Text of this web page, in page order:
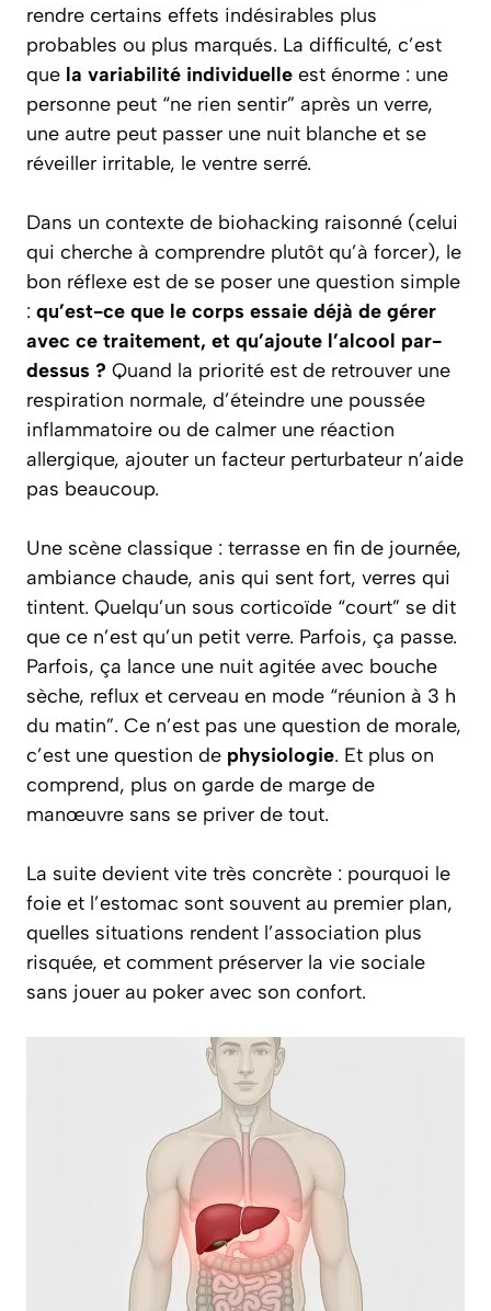
rendre certains effets indésirables plus
probables ou plus marqués. La difficulté, c’est
que la variabilité individuelle est énorme : une
personne peut “ne rien sentir” après un verre,
une autre peut passer une nuit blanche et se
réveiller irritable, le ventre serré.
Dans un contexte de biohacking raisonné (celui
qui cherche à comprendre plutôt qu’à forcer), le
bon réflexe est de se poser une question simple
: qu’est-ce que le corps essaie déjà de gérer
avec ce traitement, et qu’ajoute l’alcool par-
dessus ? Quand la priorité est de retrouver une
respiration normale, d’éteindre une poussée
inflammatoire ou de calmer une réaction
allergique, ajouter un facteur perturbateur n’aide
pas beaucoup.
Une scène classique : terrasse en fin de journée,
ambiance chaude, anis qui sent fort, verres qui
tintent. Quelqu’un sous corticoïde “court” se dit
que ce n’est qu’un petit verre. Parfois, ça passe.
Parfois, ça lance une nuit agitée avec bouche
sèche, reflux et cerveau en mode “réunion à 3 h
du matin”. Ce n’est pas une question de morale,
c’est une question de physiologie. Et plus on
comprend, plus on garde de marge de
manœuvre sans se priver de tout.
La suite devient vite très concrète : pourquoi le
foie et l’estomac sont souvent au premier plan,
quelles situations rendent l’association plus
risquée, et comment préserver la vie sociale
sans jouer au poker avec son confort.